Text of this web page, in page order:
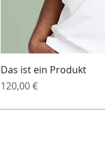
Das ist ein Produkt
Preis
120,00 €